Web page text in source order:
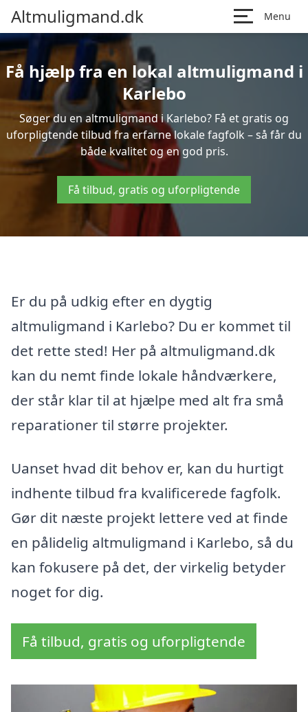
Altmuligmand.dk Menu
Få hjælp fra en lokal altmuligmand i
Karlebo
Søger du en altmuligmand i Karlebo? Få et gratis og
uforpligtende tilbud fra erfarne lokale fagfolk – så får du
både kvalitet og en god pris.
Få tilbud, gratis og uforpligtende
Er du på udkig efter en dygtig
altmuligmand i Karlebo? Du er kommet til
det rette sted! Her på altmuligmand.dk
kan du nemt finde lokale håndværkere,
der står klar til at hjælpe med alt fra små
reparationer til større projekter.
Uanset hvad dit behov er, kan du hurtigt
indhente tilbud fra kvalificerede fagfolk.
Gør dit næste projekt lettere ved at finde
en pålidelig altmuligmand i Karlebo, så du
kan fokusere på det, der virkelig betyder
noget for dig.
Få tilbud, gratis og uforpligtende